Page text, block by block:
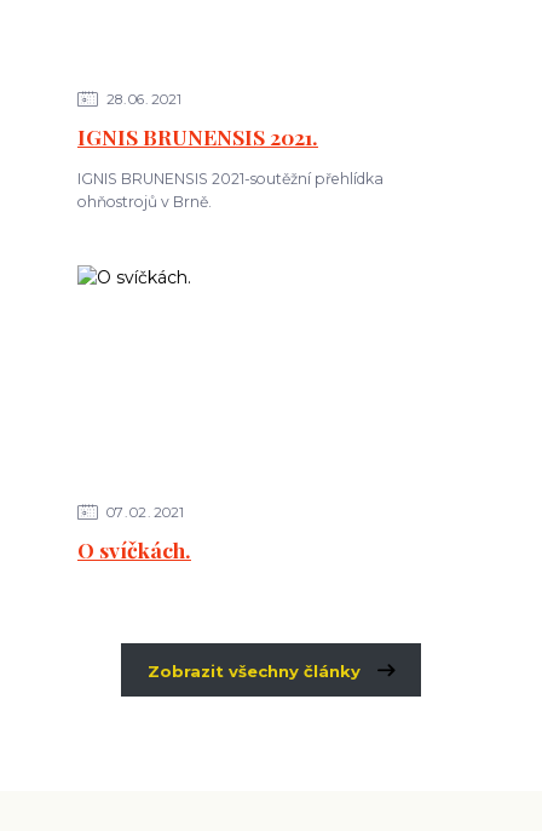
28 06 2021
IGNIS BRUNENSIS 2021.
IGNIS BRUNENSIS 2021-soutěžní přehlídka
ohňostrojů v Brně.
07 02 2021
O svíčkách.
Zobrazit všechny články